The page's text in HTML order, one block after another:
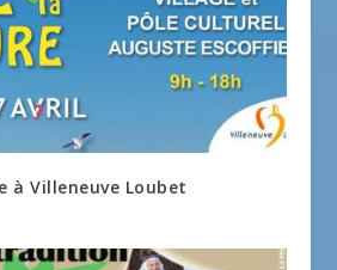
à Villeneuve Loubet